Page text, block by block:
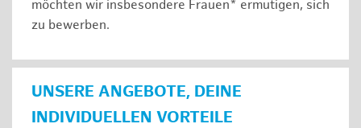
möchten wir insbesondere Frauen* ermutigen, sich
zu bewerben.
UNSERE ANGEBOTE, DEINE
INDIVIDUELLEN VORTEILE